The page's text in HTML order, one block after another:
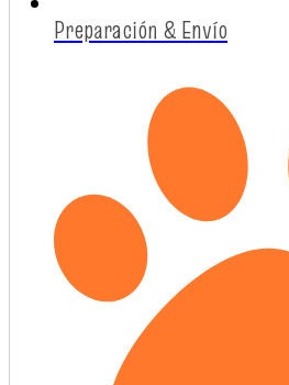
Preparación & Envío